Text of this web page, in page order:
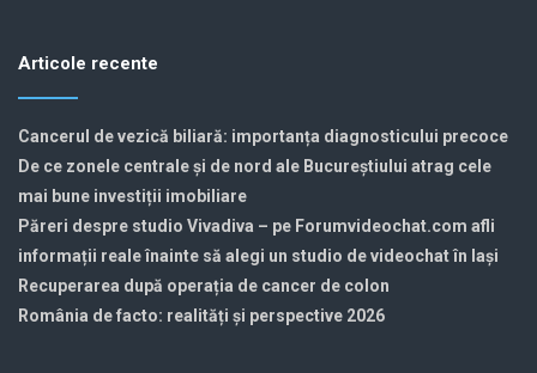
Articole recente
Cancerul de vezică biliară: importanța diagnosticului precoce
De ce zonele centrale și de nord ale Bucureștiului atrag cele
mai bune investiții imobiliare
Păreri despre studio Vivadiva – pe Forumvideochat.com afli
informații reale înainte să alegi un studio de videochat în Iași
Recuperarea după operația de cancer de colon
România de facto: realități și perspective 2026